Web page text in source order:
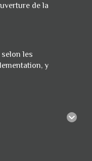
de la
les
y